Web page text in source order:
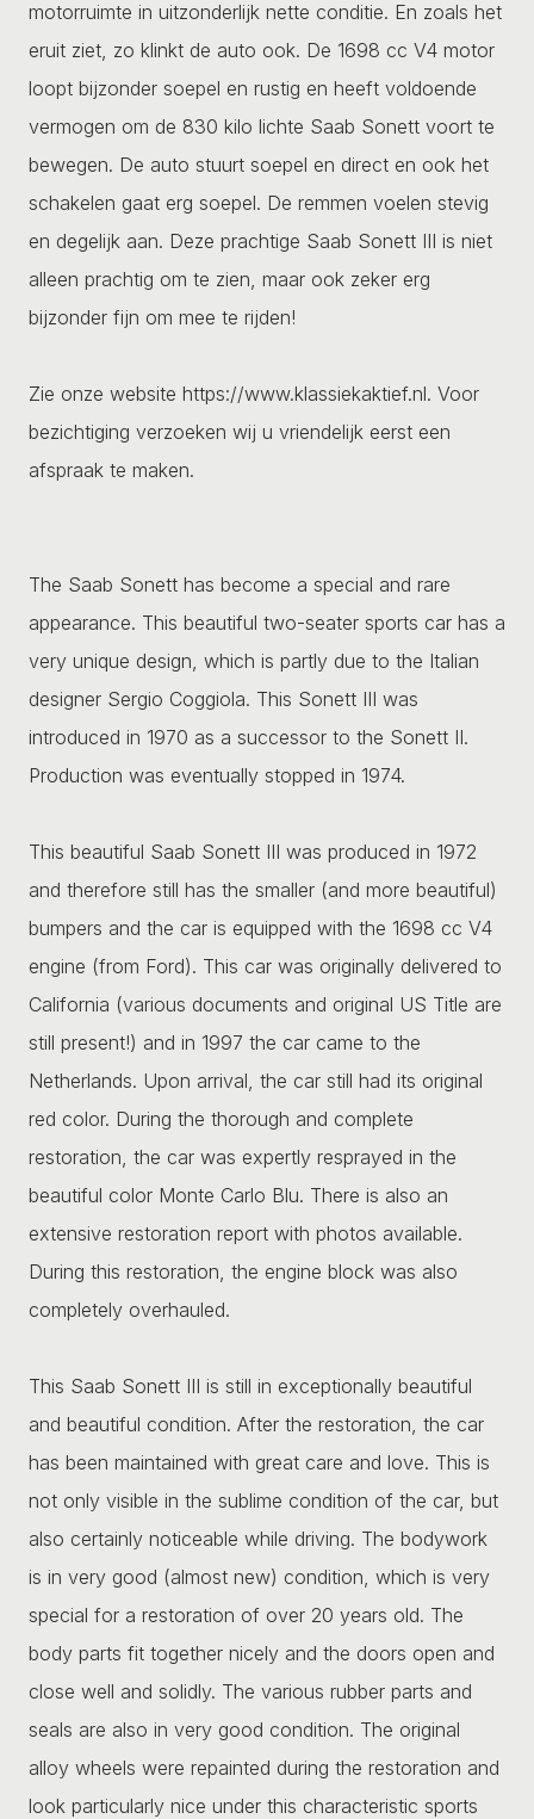
motorruimte in uitzonderlijk nette conditie. En zoals het
eruit ziet, zo klinkt de auto ook. De 1698 cc V4 motor
loopt bijzonder soepel en rustig en heeft voldoende
vermogen om de 830 kilo lichte Saab Sonett voort te
bewegen. De auto stuurt soepel en direct en ook het
schakelen gaat erg soepel. De remmen voelen stevig
en degelijk aan. Deze prachtige Saab Sonett III is niet
alleen prachtig om te zien, maar ook zeker erg
bijzonder fijn om mee te rijden!
Zie onze website https://www.klassiekaktief.nl. Voor
bezichtiging verzoeken wij u vriendelijk eerst een
afspraak te maken.
The Saab Sonett has become a special and rare
appearance. This beautiful two-seater sports car has a
very unique design, which is partly due to the Italian
designer Sergio Coggiola. This Sonett III was
introduced in 1970 as a successor to the Sonett II.
Production was eventually stopped in 1974.
This beautiful Saab Sonett III was produced in 1972
and therefore still has the smaller (and more beautiful)
bumpers and the car is equipped with the 1698 cc V4
engine (from Ford). This car was originally delivered to
California (various documents and original US Title are
still present!) and in 1997 the car came to the
Netherlands. Upon arrival, the car still had its original
red color. During the thorough and complete
restoration, the car was expertly resprayed in the
beautiful color Monte Carlo Blu. There is also an
extensive restoration report with photos available.
During this restoration, the engine block was also
completely overhauled.
This Saab Sonett III is still in exceptionally beautiful
and beautiful condition. After the restoration, the car
has been maintained with great care and love. This is
not only visible in the sublime condition of the car, but
also certainly noticeable while driving. The bodywork
is in very good (almost new) condition, which is very
special for a restoration of over 20 years old. The
body parts fit together nicely and the doors open and
close well and solidly. The various rubber parts and
seals are also in very good condition. The original
alloy wheels were repainted during the restoration and
look particularly nice under this characteristic sports